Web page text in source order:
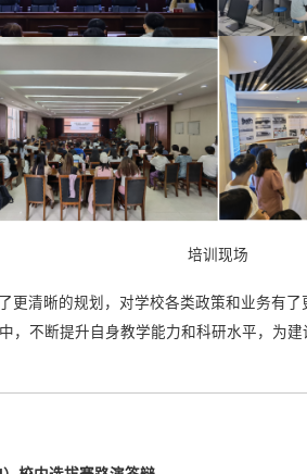
培训现场
更清晰的规划，对学校各类政策和业务有
，不断提升自身教学能力和科研水平，为